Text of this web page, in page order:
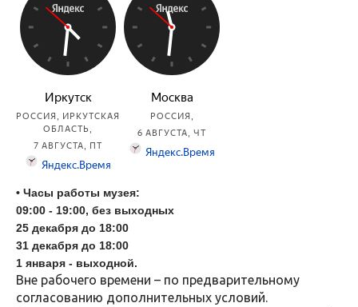
• Часы работы музея:
09:00 - 19:00, без выходных
25 декабря до 18:00
31 декабря до 18:00
1 января - выходной.
Вне рабочего времени – по предварительному
согласованию дополнительных условий.